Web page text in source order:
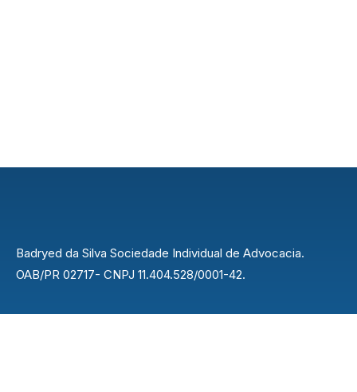
Badryed da Silva Sociedade Individual de Advocacia.
OAB/PR 02717- CNPJ 11.404.528/0001-42.